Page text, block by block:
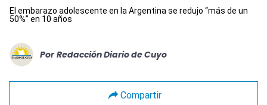
El embarazo adolescente en la Argentina se redujo “más de un
50%” en 10 años
Por Redacción Diario de Cuyo
Compartir